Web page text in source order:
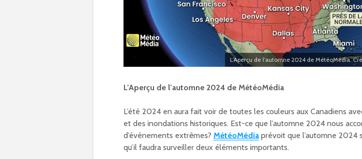
L’Aperçu de l’automne 2024 de MétéoMédia.
L’Aperçu de l’automne 2024 de MétéoMédia
L’été 2024 en aura fait voir de toutes les couleurs aux Canadiens
et des inondations historiques. Est-ce que l’automne 2024 nous
d’évènements extrêmes? MétéoMédia prévoit que l’automne 2024
qu’il faudra surveiller deux éléments importants.